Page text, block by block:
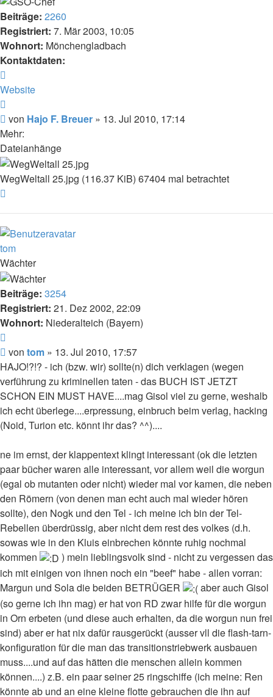
Beiträge: 2260
Registriert: 7. Mär 2003, 10:05
Wohnort: Mönchengladbach
Kontaktdaten:
von
F.
Breuer
Website
Beitrag
von Hajo F. Breuer » 13. Jul 2010, 17:14
Mehr:
Dateianhänge
WegWeltall 25.jpg (116.37 KiB) 67404 mal betrachtet
tom
Wächter
Beiträge: 3254
Registriert: 21. Dez 2002, 22:09
Wohnort: Niederalteich (Bayern)
Beitrag
von tom » 13. Jul 2010, 17:57
HAJO!?!? - ich (bzw. wir) sollte(n) dich verklagen (wegen
verführung zu kriminellen taten - das BUCH IST JETZT
SCHON EIN MUST HAVE....mag Gisol viel zu gerne, weshalb
ich echt überlege....erpressung, einbruch beim verlag, hacking
(Noid, Turion etc. könnt ihr das? ^^)....
ne im ernst, der klappentext klingt interessant (ok die letzten
paar bücher waren alle interessant, vor allem weil die worgun
(egal ob mutanten oder nicht) wieder mal vor kamen, die neben
den Römern (von denen man echt auch mal wieder hören
sollte), den Nogk und den Tel - ich meine ich bin der Tel-
Rebellen überdrüssig, aber nicht dem rest des volkes (d.h.
sowas wie in den Kluis einbrechen könnte ruhig nochmal
kommen
) mein lieblingsvolk sind - nicht zu vergessen das
ich mit einigen von ihnen noch ein "beef" habe - allen vorran:
Margun und Sola die beiden BETRÜGER
aber auch Gisol
(so gerne ich ihn mag) er hat von RD zwar hilfe für die worgun
in Orn erbeten (und diese auch erhalten, da die worgun nun frei
sind) aber er hat nix dafür rausgerückt (ausser vll die flash-tarn-
konfiguration für die man das transitionstriebwerk ausbauen
muss....und auf das hätten die menschen allein kommen
können....) z.B. ein paar seiner 25 ringschiffe (ich meine: Ren
könnte ab und an eine kleine flotte gebrauchen die ihn auf